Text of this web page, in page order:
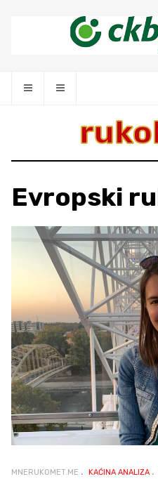
Evropski
MNERUKOMET.ME KAĆINA ANALIZA